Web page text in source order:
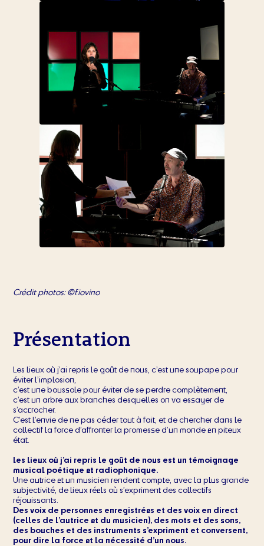
Crédit photos: ©f.iovino
Présentation
Les lieux où j’ai repris le goût de nous, c’est une soupape pour
éviter l’implosion,
c’est une boussole pour éviter de se perdre complètement,
c’est un arbre aux branches desquelles on va essayer de
s’accrocher.
C’est l’envie de ne pas céder tout à fait, et de chercher dans le
collectif la force d’affronter la promesse d’un monde en piteux
état.
les lieux où j’ai repris le goût de nous est un témoignage
musical poétique et radiophonique.
Une autrice et un musicien rendent compte, avec la plus grande
subjectivité, de lieux réels où s’expriment des collectifs
réjouissants.
Des voix de personnes enregistrées et des voix en direct
(celles de l’autrice et du musicien), des mots et des sons,
des bouches et des instruments s’expriment et conversent,
pour dire la force et la nécessité d’un nous.